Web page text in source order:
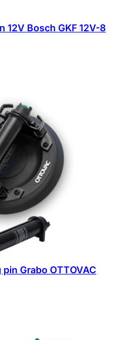
12V Bosch GKF 12V-8
Grabo OTTOVAC